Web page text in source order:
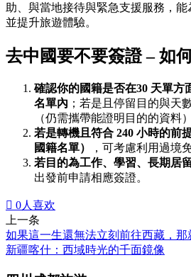
助、與當地接待與緊急支援服務，
並提升旅遊體驗。
去中國要不要簽證 – 如
確認你的國籍是否在30 天單方
名單內 ；若是且停留目的與天
（仍需攜帶能證明目的的資料）
若是轉機且符合 240 小時的前
國籍名單）
，可考慮利用過境
若目的為工作、學習、長期居
出發前申請相應簽證。
 0人喜欢
上一条
如果這一生還無法立刻前往西藏，那
新疆喀什：西域時光的千面鏡像